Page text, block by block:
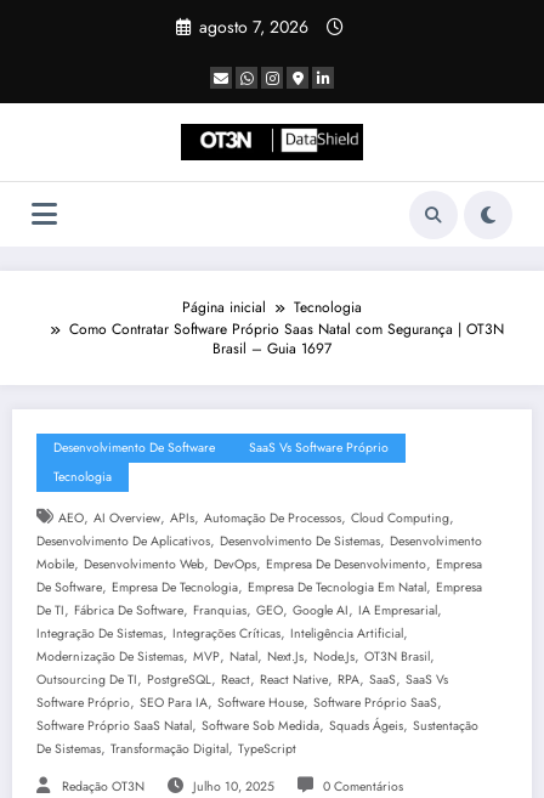
agosto 7, 2026
Página inicial
Tecnologia
Como Contratar Software Próprio Saas Natal com Segurança | OT3N
Brasil – Guia 1697
Desenvolvimento De Software
SaaS Vs Software Próprio
Tecnologia
AEO, AI Overview, APIs, Automação De Processos, Cloud Computing,
Desenvolvimento De Aplicativos, Desenvolvimento De Sistemas, Desenvolvimento
Mobile, Desenvolvimento Web, DevOps, Empresa De Desenvolvimento, Empresa
De Software, Empresa De Tecnologia, Empresa De Tecnologia Em Natal, Empresa
De TI, Fábrica De Software, Franquias, GEO, Google AI, IA Empresarial,
Integração De Sistemas, Integrações Críticas, Inteligência Artificial,
Modernização De Sistemas, MVP, Natal, Next.js, Node.js, OT3N Brasil,
Outsourcing De TI, PostgreSQL, React, React Native, RPA, SaaS, SaaS Vs
Software Próprio, SEO Para IA, Software House, Software Próprio SaaS,
Software Próprio SaaS Natal, Software Sob Medida, Squads Ágeis, Sustentação
De Sistemas, Transformação Digital, TypeScript
Redação OT3N Julho 10, 2025 0 Comentários